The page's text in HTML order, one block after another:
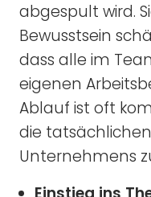
abgespult wird.
Bewusstsein
dass alle im
eigenen
Ablauf ist oft
die
Unternehmens